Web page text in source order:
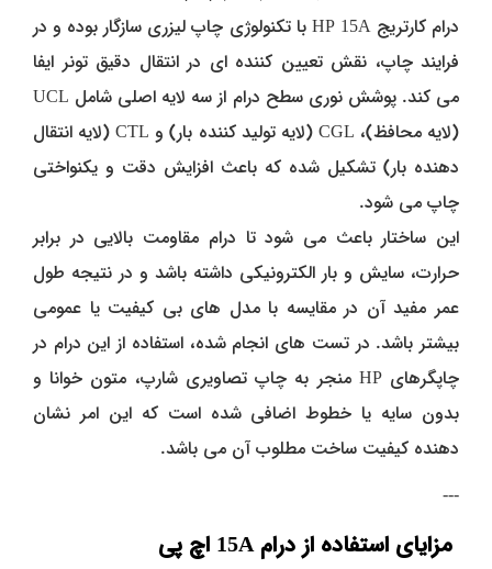
درام کارتریج HP 15A با تکنولوژی چاپ لیزری سازگار بوده و در
فرایند چاپ، نقش تعیین‌ کننده‌ ای در انتقال دقیق تونر ایفا
می‌ کند. پوشش نوری سطح درام از سه لایه اصلی شامل UCL
(لایه محافظ)، CGL (لایه تولید کننده بار) و CTL (لایه انتقال‌
دهنده بار) تشکیل شده که باعث افزایش دقت و یکنواختی
چاپ می‌ شود.
این ساختار باعث می‌ شود تا درام مقاومت بالایی در برابر
حرارت، سایش و بار الکترونیکی داشته باشد و در نتیجه طول
عمر مفید آن در مقایسه با مدل‌ های بی‌ کیفیت یا عمومی
بیشتر باشد. در تست‌ های انجام‌ شده، استفاده از این درام در
چاپگرهای HP منجر به چاپ تصاویری شارپ، متون خوانا و
بدون سایه یا خطوط اضافی شده است که این امر نشان‌
دهنده‌ کیفیت ساخت مطلوب آن می‌ باشد.
---
مزایای استفاده از درام 15A اچ پی